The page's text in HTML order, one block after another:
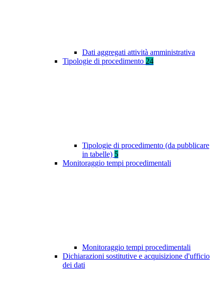
Dati aggregati attività amministrativa
Tipologie di procedimento 24
Tipologie di procedimento (da pubblicare
in tabelle) 5
Monitoraggio tempi procedimentali
Monitoraggio tempi procedimentali
Dichiarazioni sostitutive e acquisizione d'ufficio
dei dati